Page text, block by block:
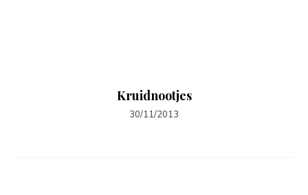
Kruidnootjes
30/11/2013